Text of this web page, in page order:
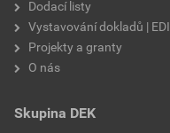
Dodací listy
Vystavování dokladů | EDI
Projekty a granty
O nás
Skupina DEK